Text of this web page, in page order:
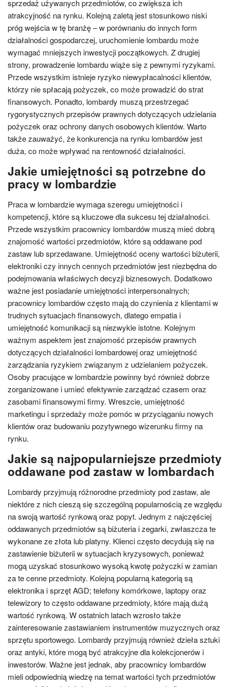
sprzedaż używanych przedmiotów, co zwiększa ich
atrakcyjność na rynku. Kolejną zaletą jest stosunkowo niski
próg wejścia w tę branżę – w porównaniu do innych form
działalności gospodarczej, uruchomienie lombardu może
wymagać mniejszych inwestycji początkowych. Z drugiej
strony, prowadzenie lombardu wiąże się z pewnymi ryzykami.
Przede wszystkim istnieje ryzyko niewypłacalności klientów,
którzy nie spłacają pożyczek, co może prowadzić do strat
finansowych. Ponadto, lombardy muszą przestrzegać
rygorystycznych przepisów prawnych dotyczących udzielania
pożyczek oraz ochrony danych osobowych klientów. Warto
także zauważyć, że konkurencja na rynku lombardów jest
duża, co może wpływać na rentowność działalności.
Jakie umiejętności są potrzebne do
pracy w lombardzie
Praca w lombardzie wymaga szeregu umiejętności i
kompetencji, które są kluczowe dla sukcesu tej działalności.
Przede wszystkim pracownicy lombardów muszą mieć dobrą
znajomość wartości przedmiotów, które są oddawane pod
zastaw lub sprzedawane. Umiejętność oceny wartości biżuterii,
elektroniki czy innych cennych przedmiotów jest niezbędna do
podejmowania właściwych decyzji biznesowych. Dodatkowo
ważne jest posiadanie umiejętności interpersonalnych;
pracownicy lombardów często mają do czynienia z klientami w
trudnych sytuacjach finansowych, dlatego empatia i
umiejętność komunikacji są niezwykle istotne. Kolejnym
ważnym aspektem jest znajomość przepisów prawnych
dotyczących działalności lombardowej oraz umiejętność
zarządzania ryzykiem związanym z udzielaniem pożyczek.
Osoby pracujące w lombardzie powinny być również dobrze
zorganizowane i umieć efektywnie zarządzać czasem oraz
zasobami finansowymi firmy. Wreszcie, umiejętność
marketingu i sprzedaży może pomóc w przyciąganiu nowych
klientów oraz budowaniu pozytywnego wizerunku firmy na
rynku.
Jakie są najpopularniejsze przedmioty
oddawane pod zastaw w lombardach
Lombardy przyjmują różnorodne przedmioty pod zastaw, ale
niektóre z nich cieszą się szczególną popularnością ze względu
na swoją wartość rynkową oraz popyt. Jednym z najczęściej
oddawanych przedmiotów są biżuteria i zegarki, zwłaszcza te
wykonane ze złota lub platyny. Klienci często decydują się na
zastawienie biżuterii w sytuacjach kryzysowych, ponieważ
mogą uzyskać stosunkowo wysoką kwotę pożyczki w zamian
za te cenne przedmioty. Kolejną popularną kategorią są
elektronika i sprzęt AGD; telefony komórkowe, laptopy oraz
telewizory to często oddawane przedmioty, które mają dużą
wartość rynkową. W ostatnich latach wzrosło także
zainteresowanie zastawianiem instrumentów muzycznych oraz
sprzętu sportowego. Lombardy przyjmują również dzieła sztuki
oraz antyki, które mogą być atrakcyjne dla kolekcjonerów i
inwestorów. Ważne jest jednak, aby pracownicy lombardów
mieli odpowiednią wiedzę na temat wartości tych przedmiotów